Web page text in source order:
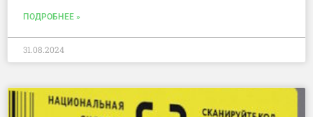
ПОДРОБНЕЕ »
31.08.2024